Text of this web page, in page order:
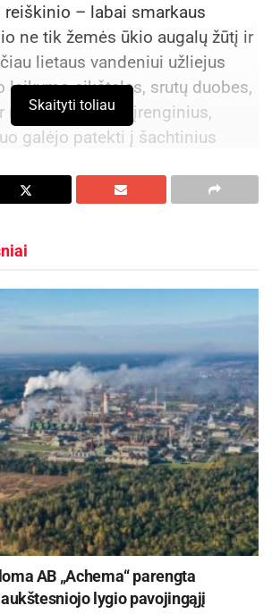
– labai smarkaus
ne tik žemės ūkio augalų žūtį ir
lietaus vandeniui užliejus
laikymo aikšteles, srutų duobes,
nuotekų valymo įrenginius,
galėjo patekti į šachtinius
į šulinius galimai pateko ne
pavojus sveikatai.
savivaldybė ragina gyventojus
kol neatslūgs potvynio
maistui paviršiniais
šachtinių šulinių vandens.
maistui ir gėrimui vartoti tik
vandentiekio ar
geriamąjį vandenį.
rajone planuojama Širvėnos ežero Astravo
08-07
Skaityti toliau
AB „Achema“ parengta
lygio pavojingąjį